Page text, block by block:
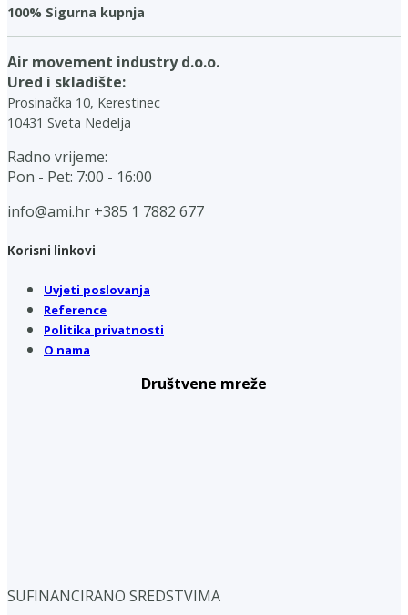
100% Sigurna kupnja
Air movement industry d.o.o.
Ured i skladište:
Prosinačka 10, Kerestinec
10431 Sveta Nedelja
Radno vrijeme:
Pon - Pet: 7:00 - 16:00
info@ami.hr +385 1 7882 677
Korisni linkovi
Uvjeti poslovanja
Reference
Politika privatnosti
O nama
Društvene mreže
SUFINANCIRANO SREDSTVIMA